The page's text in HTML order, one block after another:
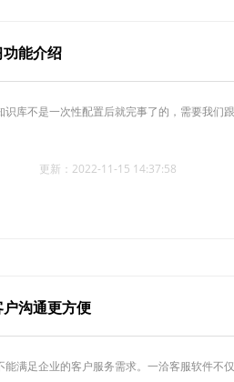
能介绍
库不是一次性配置后就完事了的，需要我们
更新：2022-11-15 14:37:58
沟通更方便
满足企业的客户服务需求。一洽客服软件不